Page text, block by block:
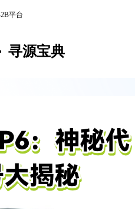
平台
寻源宝典